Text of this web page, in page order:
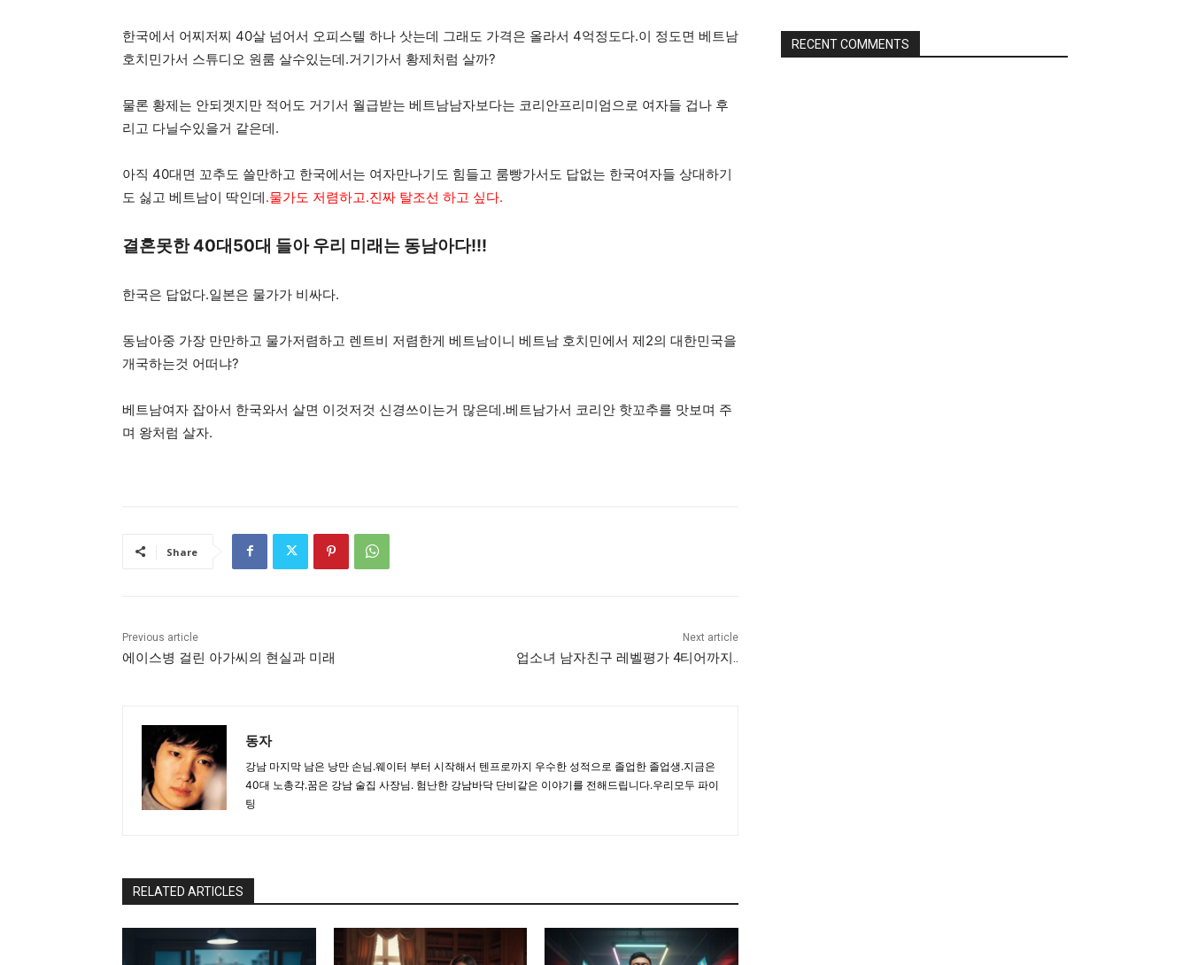
한국에서 어찌저찌 40살 넘어서 오피스텔 하나 삿는데 그래도 가격은 올라서 4억정도다.이 정도면 베트남
호치민가서 스튜디오 원룸 살수있는데.거기가서 황제처럼 살까?
물론 황제는 안되겟지만 적어도 거기서 월급받는 베트남남자보다는 코리안프리미엄으로 여자들 겁나 후
리고 다닐수있을거 같은데.
아직 40대면 꼬추도 쓸만하고 한국에서는 여자만나기도 힘들고 룸빵가서도 답없는 한국여자들 상대하기
도 싫고 베트남이 딱인데.물가도 저렴하고.진짜 탈조선 하고 싶다.
결혼못한 40대50대 들아 우리 미래는 동남아다!!!
한국은 답없다.일본은 물가가 비싸다.
동남아중 가장 만만하고 물가저렴하고 렌트비 저렴한게 베트남이니 베트남 호치민에서 제2의 대한민국을
개국하는것 어떠냐?
베트남여자 잡아서 한국와서 살면 이것저것 신경쓰이는거 많은데.베트남가서 코리안 핫꼬추를 맛보며 주
며 왕처럼 살자.
Share
Previous article
에이스병 걸린 아가씨의 현실과 미래
Next article
업소녀 남자친구 레벨평가 4티어까지..
동자
강남 마지막 남은 낭만 손님.웨이터 부터 시작해서 텐프로까지 우수한 성적으로 졸업한 졸업생.지금은
40대 노총각.꿈은 강남 술집 사장님. 험난한 강남바닥 단비같은 이야기를 전해드립니다.우리모두 파이
팅
RELATED ARTICLES
RECENT COMMENTS